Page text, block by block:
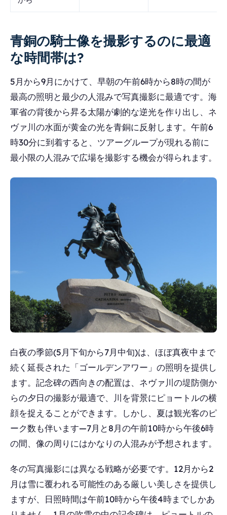
青銅の騎士像を撮影するのに最適
な時間帯は?
5月から9月にかけて、早朝の午前6時から8時の間が
最高の照明と最少の人混みで写真撮影に最適です。海
軍省の背後から昇る太陽が劇的な逆光を作り出し、ネ
ヴァ川の水面が黄金の光を青銅に反射します。午前6
時30分に到着すると、ツアーグループが現れる前に
最小限の人混みで広場を撮影する機会が得られます。
白夜の季節(5月下旬から7月中旬)は、ほぼ真夜中まで
続く延長された「ゴールデンアワー」の照明を提供し
ます。記念碑の西向きの配置は、ネヴァ川の堤防側か
らの夕日の撮影が最適で、川を背景にピョートルの横
顔を捉えることができます。しかし、夏は観光客のピ
ーク数も伴います―7月と8月の午前10時から午後6時
の間、像の周りにはかなりの人混みが予想されます。
冬の写真撮影には異なる戦略が必要です。12月から2
月は雪に覆われる可能性のある厳しい美しさを提供し
ますが、日照時間は午前10時から午後4時までしかあ